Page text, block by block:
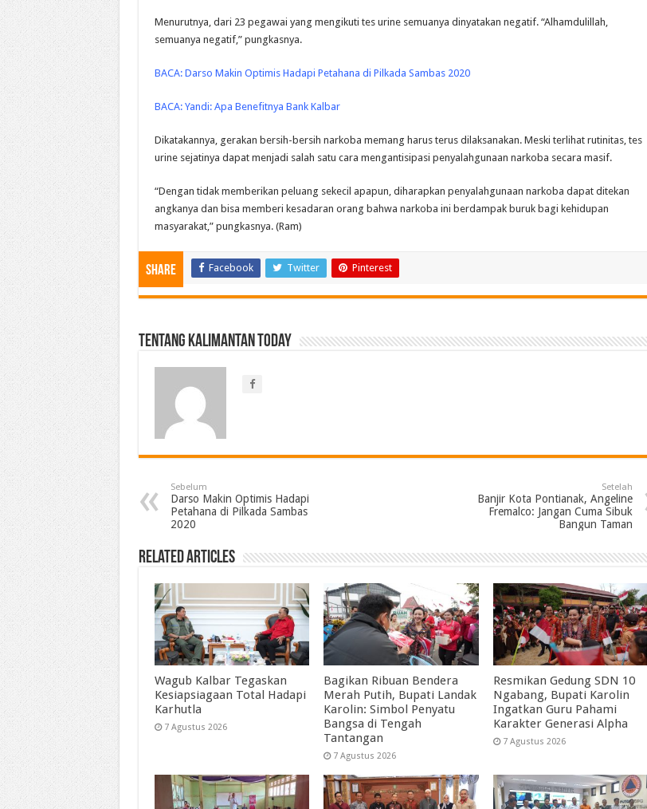
Menurutnya, dari 23 pegawai yang mengikuti tes urine semuanya dinyatakan negatif. “Alhamdulillah,
semuanya negatif,” pungkasnya.
BACA: Darso Makin Optimis Hadapi Petahana di Pilkada Sambas 2020
BACA: Yandi: Apa Benefitnya Bank Kalbar
Dikatakannya, gerakan bersih-bersih narkoba memang harus terus dilaksanakan. Meski terlihat rutinitas, tes
urine sejatinya dapat menjadi salah satu cara mengantisipasi penyalahgunaan narkoba secara masif.
“Dengan tidak memberikan peluang sekecil apapun, diharapkan penyalahgunaan narkoba dapat ditekan
angkanya dan bisa memberi kesadaran orang bahwa narkoba ini berdampak buruk bagi kehidupan
masyarakat,” pungkasnya. (Ram)
Share Facebook Twitter Pinterest
Tentang Kalimantan Today
Sebelum
Darso Makin Optimis Hadapi
Petahana di Pilkada Sambas
2020
Setelah
Banjir Kota Pontianak, Angeline
Fremalco: Jangan Cuma Sibuk
Bangun Taman
Related Articles
Wagub Kalbar Tegaskan
Kesiapsiagaan Total Hadapi
Karhutla
7 Agustus 2026
Bagikan Ribuan Bendera
Merah Putih, Bupati Landak
Karolin: Simbol Penyatu
Bangsa di Tengah
Tantangan
7 Agustus 2026
Resmikan Gedung SDN 10
Ngabang, Bupati Karolin
Ingatkan Guru Pahami
Karakter Generasi Alpha
7 Agustus 2026